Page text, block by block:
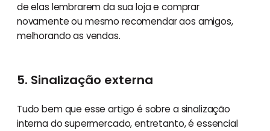
de elas lembrarem da sua loja e comprar
novamente ou mesmo recomendar aos amigos,
melhorando as vendas.
5. Sinalização externa
Tudo bem que esse artigo é sobre a sinalização
interna do supermercado, entretanto, é essencial